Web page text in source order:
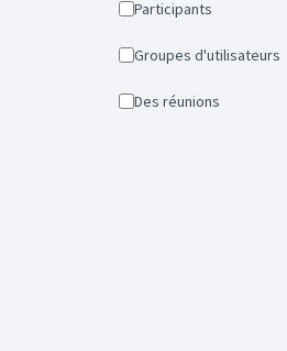
Participants
Groupes d'utilisateurs
Des réunions